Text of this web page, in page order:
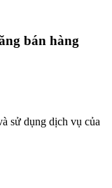
bán hàng
sử dụng dịch vụ của